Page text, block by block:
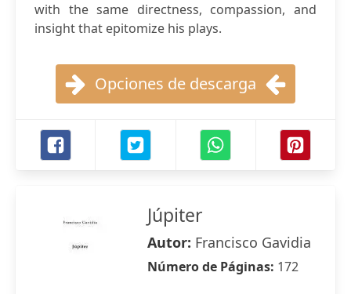
with the same directness, compassion, and
insight that epitomize his plays.
Opciones de descarga
Júpiter
Autor: Francisco Gavidia
Número de Páginas: 172